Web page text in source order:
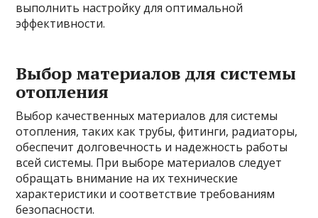
выполнить настройку для оптимальной
эффективности.
Выбор материалов для системы
отопления
Выбор качественных материалов для системы
отопления, таких как трубы, фитинги, радиаторы,
обеспечит долговечность и надежность работы
всей системы. При выборе материалов следует
обращать внимание на их технические
характеристики и соответствие требованиям
безопасности.